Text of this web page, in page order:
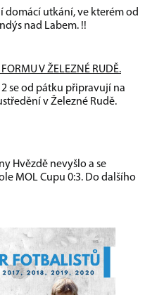
domácí utkání, ve kterém od
nad Labem. !!
V ŽELEZNÉ RUDĚ.
se od pátku připravují na
v Železné Rudě.
Hvězdě nevyšlo a se
MOL Cupu 0:3. Do dalšího